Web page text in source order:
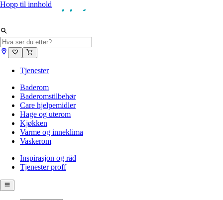
Hopp til innhold
Tjenester
Baderom
Baderomstilbehør
Care hjelpemidler
Hage og uterom
Kjøkken
Varme og inneklima
Vaskerom
Inspirasjon og råd
Tjenester proff